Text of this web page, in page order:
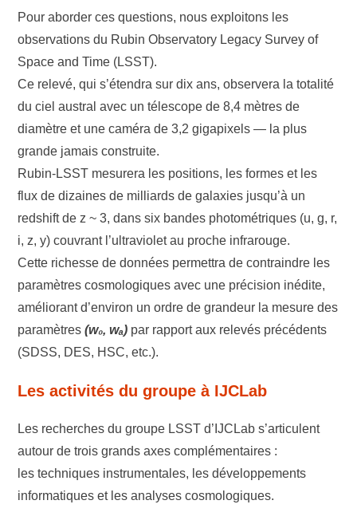
Pour aborder ces questions, nous exploitons les
observations du Rubin Observatory Legacy Survey of
Space and Time (LSST).
Ce relevé, qui s’étendra sur dix ans, observera la totalité
du ciel austral avec un télescope de 8,4 mètres de
diamètre et une caméra de 3,2 gigapixels — la plus
grande jamais construite.
Rubin-LSST mesurera les positions, les formes et les
flux de dizaines de milliards de galaxies jusqu’à un
redshift de z ~ 3, dans six bandes photométriques (u, g, r,
i, z, y) couvrant l’ultraviolet au proche infrarouge.
Cette richesse de données permettra de contraindre les
paramètres cosmologiques avec une précision inédite,
améliorant d’environ un ordre de grandeur la mesure des
paramètres(w₀, wₐ) par rapport aux relevés précédents
(SDSS, DES, HSC, etc.).
Les activités du groupe à IJCLab
Les recherches du groupe LSST d’IJCLab s’articulent
autour de trois grands axes complémentaires :
les techniques instrumentales, les développements
informatiques et les analyses cosmologiques.